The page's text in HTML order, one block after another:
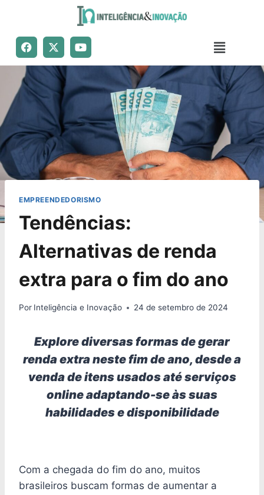
EMPREENDEDORISMO
Tendências:
Alternativas de renda
extra para o fim do ano
Por Inteligência e Inovação 24 de setembro de 2024
Explore diversas formas de gerar
renda extra neste fim de ano, desde a
venda de itens usados até serviços
online adaptando-se às suas
habilidades e disponibilidade
Com a chegada do fim do ano, muitos
brasileiros buscam formas de aumentar a